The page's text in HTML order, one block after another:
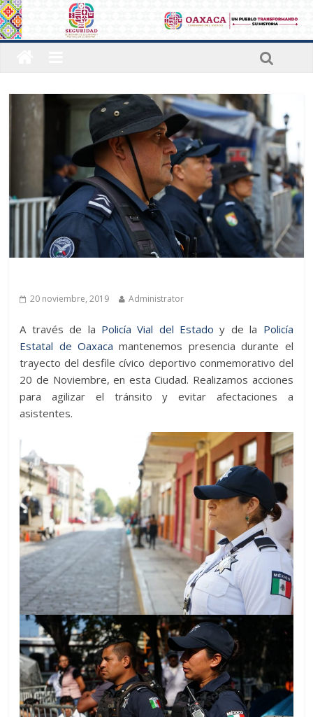
20 noviembre, 2019
Administrator
A través de la Policía Vial del Estado y de la Policía
Estatal de Oaxaca mantenemos presencia durante el
trayecto del desfile cívico deportivo conmemorativo del
20 de Noviembre, en esta Ciudad. Realizamos acciones
para agilizar el tránsito y evitar afectaciones a
asistentes.